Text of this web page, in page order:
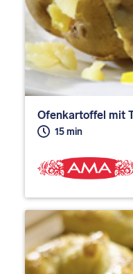
Ofenkartoffel mit
15 min